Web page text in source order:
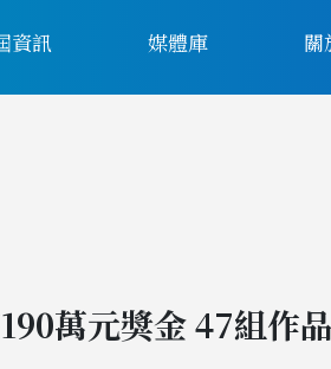
資訊 媒體庫 關
萬元獎金 47組作